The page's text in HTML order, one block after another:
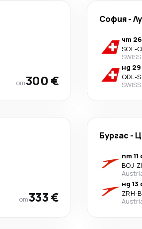
от300 €
София-
чт
SOF-
SWISS
нд
QDL-
SWISS
от333 €
Бургас -
пт 11
BOJ-
нд 13
ZRH-